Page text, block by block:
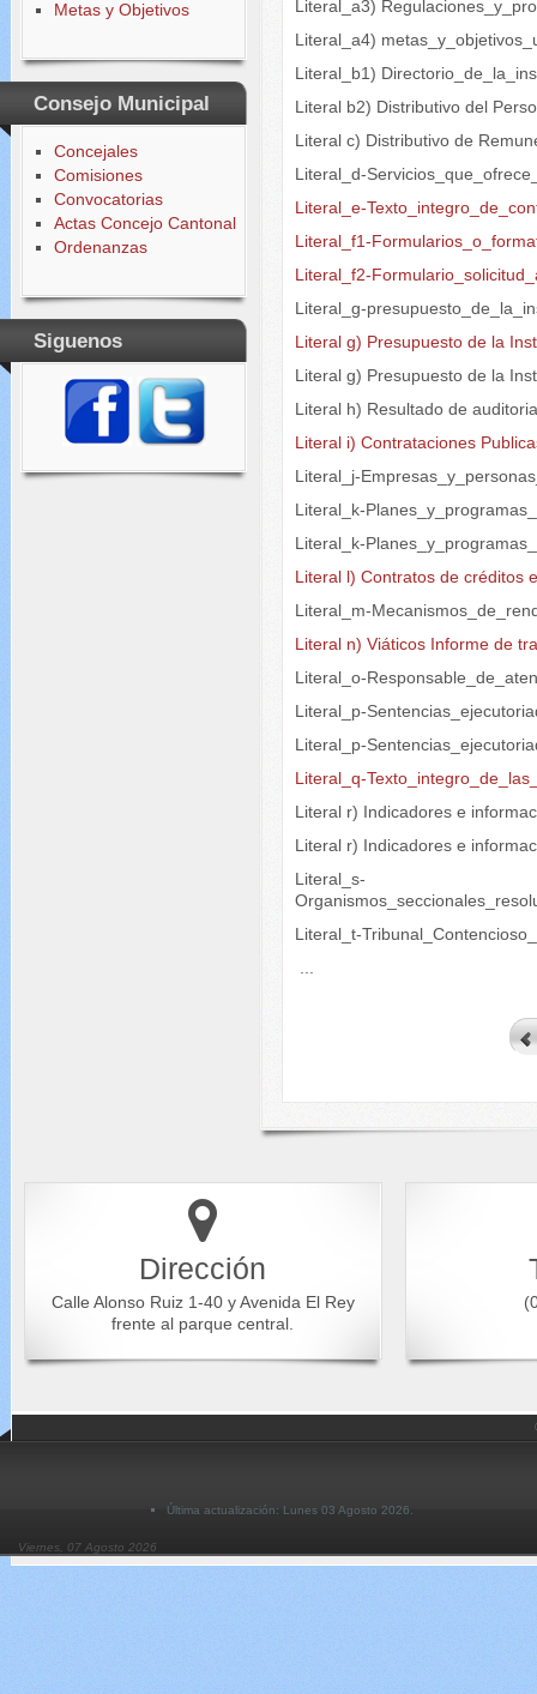
Metas y Objetivos
Consejo Municipal
Concejales
Comisiones
Convocatorias
Actas Concejo Cantonal
Ordenanzas
Siguenos
Literal_a3)
Literal_a4)
Literal_b1)
Literal b2) Distributivo del
Literal c) Distributivo de
Literal_d-
Literal_e-
Literal_f1-
Literal_f2-
Literal_g-
Literal g) Presupuesto de la
Literal g) Presupuesto de la
Literal h) Resultado de
Literal i) Contrataciones
Literal_j-
Literal_k-
Literal_k-
Literal l) Contratos de créditos
Literal_m-
Literal n) Viáticos Informe de
Literal_o-
Literal_p-
Literal_p-
Literal_q-
Literal r) Indicadores e
Literal r) Indicadores e
Literal_s-
Literal_t-
Dirección
Calle Alonso Ruiz 1-40 y Avenida El Rey
frente al parque central.
Última actualización: Lunes 03 Agosto 2026.
Viernes, 07 Agosto 2026